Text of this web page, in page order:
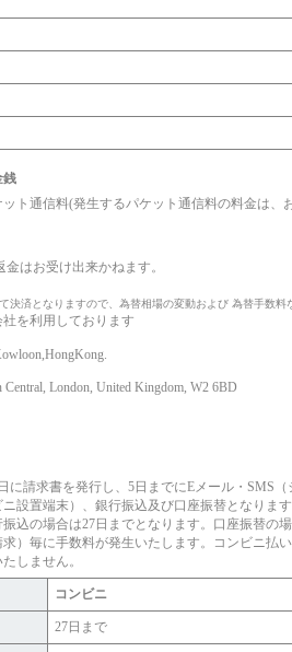
銭
ト通信料(発生するパケット通信料の料金は、
はお受け出来かねます。
済となりますので、為替相場の変動および 為替手数料
を利用しております
London, United Kingdom, W2 6BD
に請求書を発行し、5日までにEメール・SMS
設置端末）、銀行振込及び口座振替となります
込の場合は27日までとなります。口座振替の
）毎に手数料が発生いたします。コンビニ払
しません。
コンビニ
27日まで